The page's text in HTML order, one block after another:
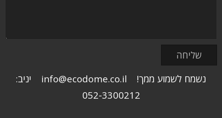
נשמח לשמוע ממך! info@ecodome.co.il יניב:
052-3300212